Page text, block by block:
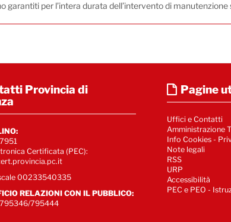
per l’intera durata dell’intervento di manutenzione
Provincia di
Certificata (PEC):
00233540335
RELAZIONI CON IL PUBBLICO:
795444
Pagine
Uffici e Contatti
Amministrazione
Info Cookies -
Note legali
RSS
URP
Accessibilità
PEC e PEO -